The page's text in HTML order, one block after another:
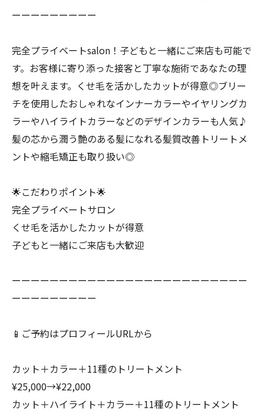
ーーーーーーーーー
完全プライベートsalon！子どもと一緒にご来店も可能で
す。お客様に寄り添った接客と丁寧な施術であなたの理
想を叶えます。くせ毛を活かしたカットが得意◎ブリー
チを使用したおしゃれなインナーカラーやイヤリングカ
ラーやハイライトカラーなどのデザインカラーも人気♪
髪の芯から潤う艶のある髪になれる髪質改善トリートメ
ントや縮毛矯正も取り扱い◎
🌟こだわりポイント🌟
完全プライベートサロン
くせ毛を活かしたカットが得意
子どもと一緒にご来店も大歓迎
ーーーーーーーーーーーーーーーーーーーーーーーーー
ーーーーーーーーー
📱ご予約はプロフィールURLから
カット＋カラー＋11種のトリートメント
¥25,000→¥22,000
カット＋ハイライト＋カラー＋11種のトリートメント